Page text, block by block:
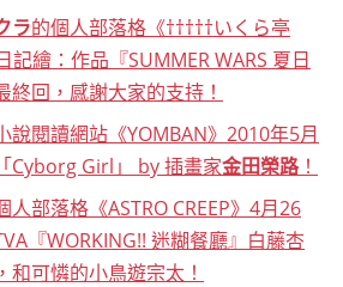
ラ的個人部落格《†††††いくら亭
記繪：作品『SUMMER WARS 夏日
終回，感謝大家的支持！
說閱讀網站《YOMBAN》2010年5月
Cyborg Girl」 by 插畫家金田榮路！
人部落格《ASTRO CREEP》4月26
『WORKING!! 迷糊餐廳』白藤杏
和可憐的小鳥遊宗太！